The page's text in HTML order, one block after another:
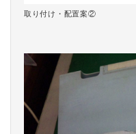
取り付け・配置案②